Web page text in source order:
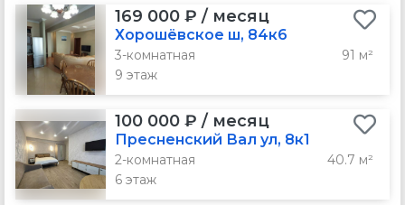
169 000 ₽ / месяц
Хорошёвское ш, 84к6
3-комнатная
91 м²
9 этаж
100 000 ₽ / месяц
Пресненский Вал ул, 8к1
2-комнатная
40.7 м²
6 этаж